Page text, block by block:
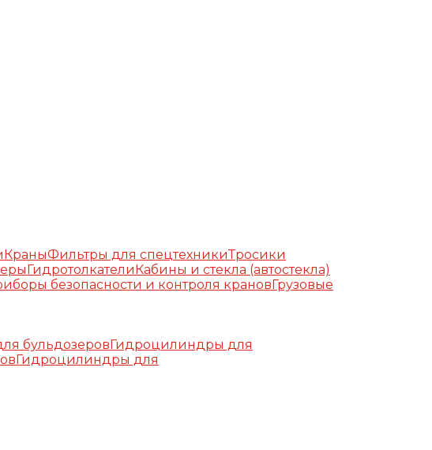
КраныФильтры для спецтехникиТросики
ГидротолкателиКабины и стекла (автостекла)
безопасности и контроля крановГрузовые
бульдозеровГидроцилиндры для
Гидроцилиндры для